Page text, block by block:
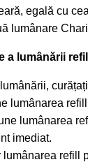
egală cu
lumânare
a lumânării
lumânarea
lumânarea
imediat.
lumânarea refill